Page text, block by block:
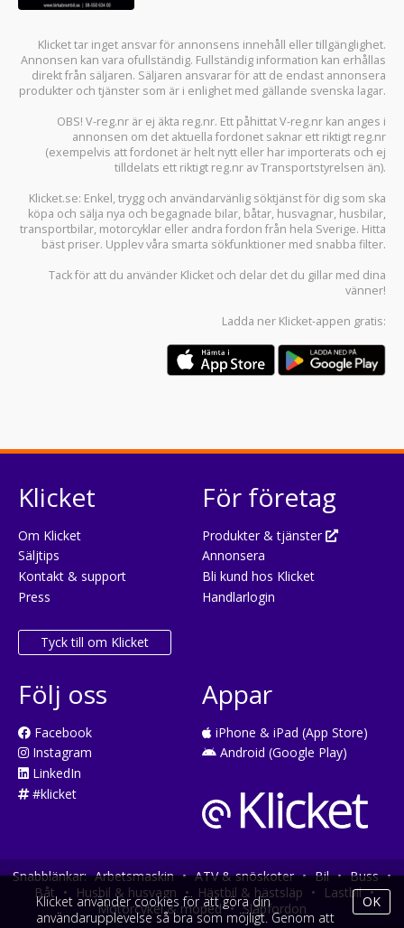
Klicket tar inget ansvar för annonsens innehåll eller tillgänglighet.
Annonsen kan vara ofullständig. Fullständig information kan erhållas
direkt från säljaren. Säljaren ansvarar för att de endast annonsera
produkter och tjänster som är i enlighet med gällande svenska lagar.
OBS! V-reg.nr är ej äkta reg.nr. Ett påhittat V-reg.nr kan anges i
annonsen om det aktuella fordonet saknar ett riktigt reg.nr
(exempelvis att fordonet är helt nytt eller har importerats och ej
tilldelats ett riktigt reg.nr av Transportstyrelsen än).
Klicket.se: Enkel, trygg och användarvänlig söktjänst för dig som ska
köpa och sälja nya och begagnade bilar, båtar, husvagnar, husbilar,
transportbilar, motorcyklar eller andra fordon från hela Sverige. Hitta
bäst priser. Upplev våra smarta sökfunktioner med snabba filter.
Tack för att du använder Klicket och delar det du gillar med dina
vänner!
Ladda ner Klicket-appen gratis:
Klicket
Om Klicket
Säljtips
Kontakt & support
Press
Tyck till om Klicket
För företag
Produkter & tjänster
Annonsera
Bli kund hos Klicket
Handlarlogin
Följ oss
Facebook
Instagram
LinkedIn
#klicket
Appar
iPhone & iPad (App Store)
Android (Google Play)
Snabblänkar: Arbetsmaskin • ATV & snöskoter • Bil • Buss •
Båt • Husbil & husvagn • Hästbil & hästsläp • Lastbil •
Motorcykel & moped • Släpfordon
Klicket använder cookies för att göra din
användarupplevelse så bra som möjligt. Genom att
OK